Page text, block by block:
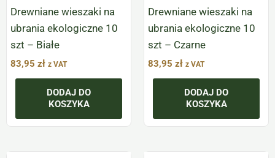
Drewniane wieszaki na
ubrania ekologiczne 10
szt – Białe
83,95 zł z VAT
DODAJ DO
KOSZYKA
Drewniane wieszaki na
ubrania ekologiczne 10
szt – Czarne
83,95 zł z VAT
DODAJ DO
KOSZYKA